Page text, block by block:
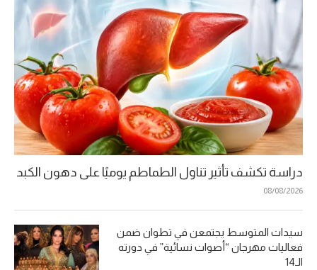
دراسة تكشف تأثير تناول الطماطم يوميًا على دهون الكبد
08/08/2026
سيدات المتوسط يجتمعن في تطوان ضمن
فعاليات مهرجان “أصوات نسائية” في دورته
الـ14